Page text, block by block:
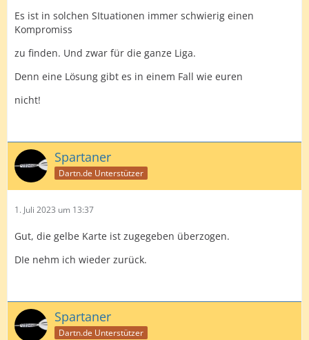
Es ist in solchen SItuationen immer schwierig einen
Kompromiss
zu finden. Und zwar für die ganze Liga.
Denn eine Lösung gibt es in einem Fall wie euren
nicht!
Spartaner
Dartn.de Unterstützer
1. Juli 2023 um 13:37
Gut, die gelbe Karte ist zugegeben überzogen.
DIe nehm ich wieder zurück.
Spartaner
Dartn.de Unterstützer